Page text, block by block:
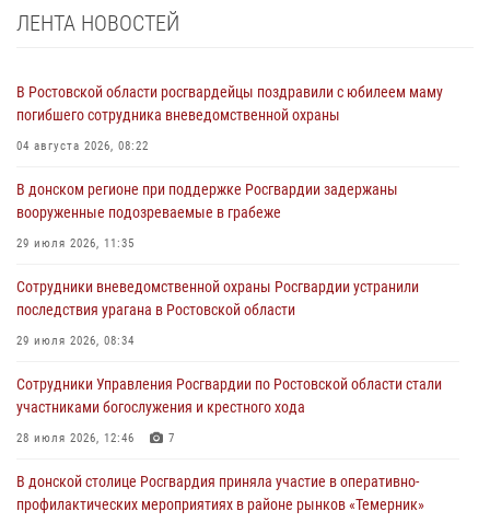
ЛЕНТА НОВОСТЕЙ
В Ростовской области росгвардейцы поздравили с юбилеем маму
погибшего сотрудника вневедомственной охраны
04 августа 2026, 08:22
В донском регионе при поддержке Росгвардии задержаны
вооруженные подозреваемые в грабеже
29 июля 2026, 11:35
Сотрудники вневедомственной охраны Росгвардии устранили
последствия урагана в Ростовской области
29 июля 2026, 08:34
Сотрудники Управления Росгвардии по Ростовской области стали
участниками богослужения и крестного хода
28 июля 2026, 12:46 7
В донской столице Росгвардия приняла участие в оперативно-
профилактических мероприятиях в районе рынков «Темерник»